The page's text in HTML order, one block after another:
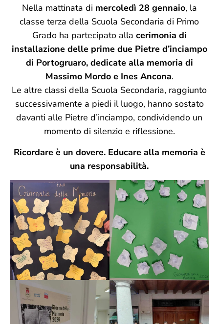
Nella mattinata di mercoledì 28 gennaio, la
classe terza della Scuola Secondaria di Primo
Grado ha partecipato alla cerimonia di
installazione delle prime due Pietre d’inciampo
di Portogruaro, dedicate alla memoria di
Massimo Mordo e Ines Ancona.
Le altre classi della Scuola Secondaria, raggiunto
successivamente a piedi il luogo, hanno sostato
davanti alle Pietre d’inciampo, condividendo un
momento di silenzio e riflessione.
Ricordare è un dovere. Educare alla memoria è
una responsabilità.